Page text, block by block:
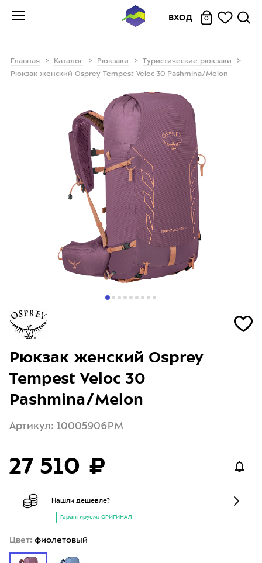
ВХОД 0
Главная Каталог Рюкзаки
Туристические рюкзаки
Рюкзак женский Osprey Tempest Veloc 30 Pashmina/Melon
Рюкзак женский Osprey
Tempest Veloc 30
Pashmina/Melon
Артикул: 10005906PM
27 510 ₽
Нашли дешевле?
Гарантируем: ОРИГИНАЛ
Цвет: фиолетовый